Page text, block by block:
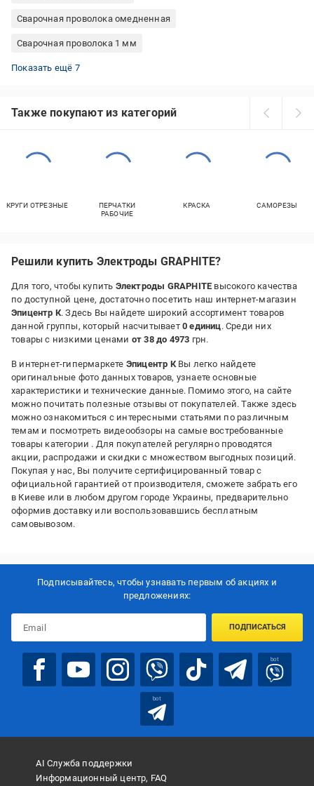
Сварочная проволока омедненная
Сварочная проволока 1 мм
Сварочная проволока 0.8 мм
Электроды для постоянного тока
Сварочная проволока 1 кг
Сварочная проволока 5 кг
Сварочная проволока 0.9 мм
Сварочная проволока 1.2 мм
Сварочная проволока флюсовая (порошковая)
Показать ещё 7
Также покупают из категорий
КРУГИ ОТРЕЗНЫЕ
ПЕРЧАТКИ
РАБОЧИЕ
КРАСКА САМОРЕЗЫ
Решили купить Электроды GRAPHITE?
Для того, чтобы купить Электроды GRAPHITE высокого качества
по доступной цене, достаточно посетить наш интернет-магазин
Эпицентр К. Здесь Вы найдете широкий ассортимент товаров
данной группы, который насчитывает 0 единиц. Среди них
товары с низкими ценами от 38 до 4973 грн.
В интернет-гипермаркете Эпицентр КВы легко найдете
оригинальные фото данных товаров, узнаете основные
характеристики и технические данные. Помимо этого, на сайте
можно почитать полезные отзывы от покупателей. Также здесь
можно ознакомиться с интересными статьями по различным
темам и посмотреть видеообзоры на самые востребованные
товары категории . Для покупателей регулярно проводятся
акции, распродажи и скидки с множеством выгодных позиций.
Покупая у нас, Вы получите сертифицированный товар с
официальной гарантией от производителя, сможете забрать его
в Киеве или в любом другом городе Украины, предварительно
оформив доставку или воспользовавшись бесплатным
самовывозом.
Подписывайтесь, чтобы узнавать первым об акцияx и
предложениях:
ПОДПИСАТЬСЯ
bot
bot
AI Служба поддержки
Информационный центр, FAQ